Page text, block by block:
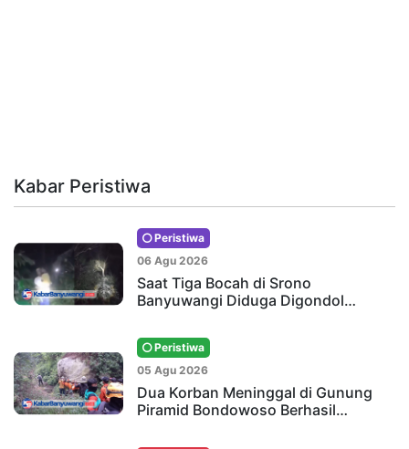
Kabar Peristiwa
Peristiwa
06 Agu 2026
Saat Tiga Bocah di Srono
Banyuwangi Diduga Digondol…
Peristiwa
05 Agu 2026
Dua Korban Meninggal di Gunung
Piramid Bondowoso Berhasil…